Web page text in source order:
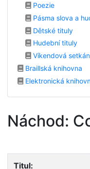
Poezie
Pásma slova a
Dětské tituly
Hudební tituly
Víkendová
Braillská knihovna
Elektronická
Náchod:
Titul: